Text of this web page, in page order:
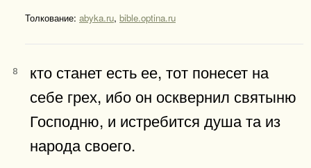
Толкование: abyka.ru, bible.optina.ru
8
кто станет есть ее, тот понесет на
себе грех, ибо он осквернил святыню
Господню, и истребится душа та из
народа своего.